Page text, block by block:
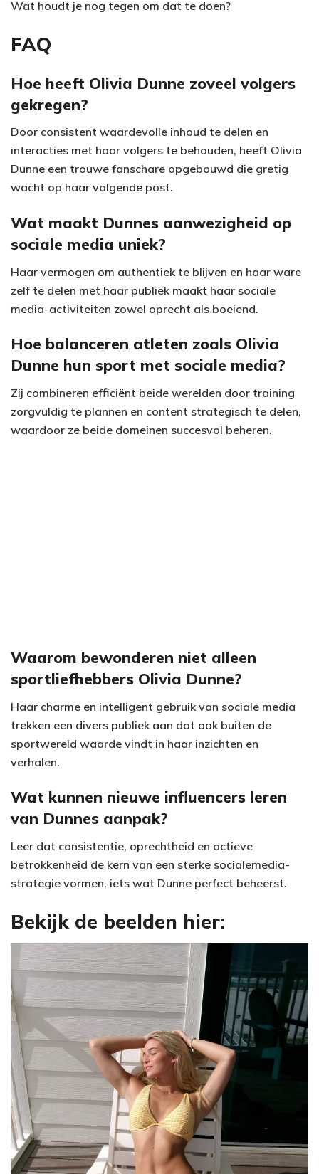
Wat houdt je nog tegen om dat te doen?
FAQ
Hoe heeft Olivia Dunne zoveel volgers
gekregen?
Door consistent waardevolle inhoud te delen en
interacties met haar volgers te behouden, heeft Olivia
Dunne een trouwe fanschare opgebouwd die gretig
wacht op haar volgende post.
Wat maakt Dunnes aanwezigheid op
sociale media uniek?
Haar vermogen om authentiek te blijven en haar ware
zelf te delen met haar publiek maakt haar sociale
media-activiteiten zowel oprecht als boeiend.
Hoe balanceren atleten zoals Olivia
Dunne hun sport met sociale media?
Zij combineren efficiënt beide werelden door training
zorgvuldig te plannen en content strategisch te delen,
waardoor ze beide domeinen succesvol beheren.
Waarom bewonderen niet alleen
sportliefhebbers Olivia Dunne?
Haar charme en intelligent gebruik van sociale media
trekken een divers publiek aan dat ook buiten de
sportwereld waarde vindt in haar inzichten en
verhalen.
Wat kunnen nieuwe influencers leren
van Dunnes aanpak?
Leer dat consistentie, oprechtheid en actieve
betrokkenheid de kern van een sterke socialemedia-
strategie vormen, iets wat Dunne perfect beheerst.
Bekijk de beelden hier: